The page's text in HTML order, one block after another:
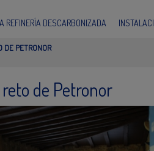
REFINERÍA DESCARBONIZADA
DE PETRONOR
reto de Petronor